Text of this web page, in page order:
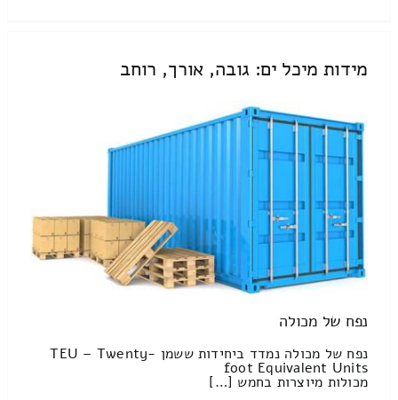
מידות מיכל ים: גובה, אורך, רוחב
נפח של מכולה
נפח של מכולה נמדד ביחידות ששמן TEU – Twenty-
foot Equivalent Units
מכולות מיוצרות בחמש […]